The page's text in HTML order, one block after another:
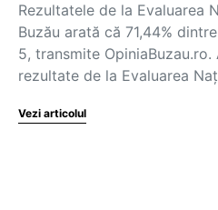
Rezultatele de la Evaluarea
Buzău arată că 71,44%
5, transmite
rezultate de la Evaluarea
Vezi articolul